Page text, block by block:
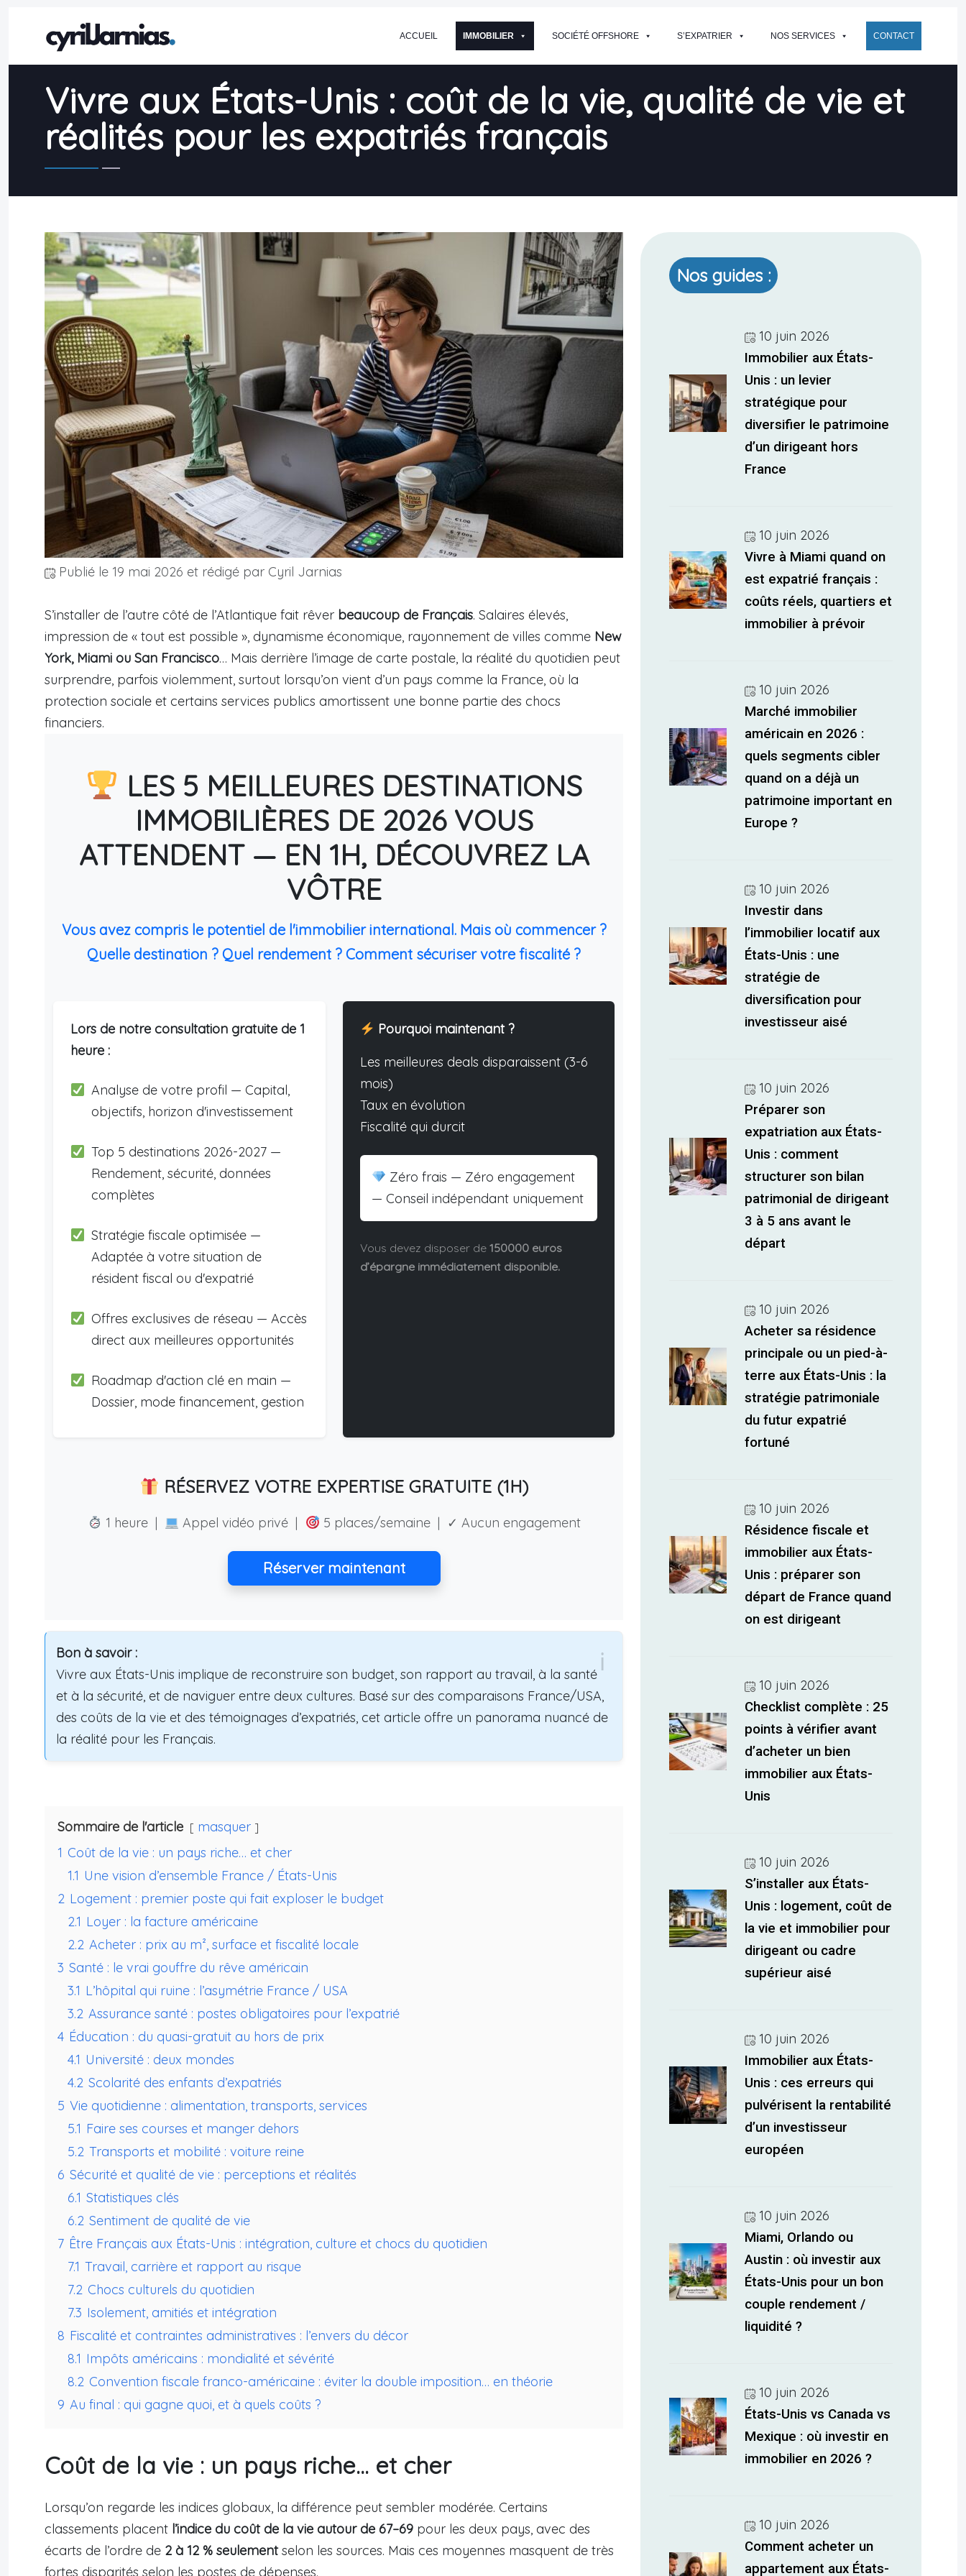
ACCUEIL IMMOBILIER SOCIÉTÉ OFFSHORE S’EXPATRIER NOS SERVICES CONTACT
Vivre aux États-Unis : coût de la vie, qualité de vie et
réalités pour les expatriés français
Publié le 19 mai 2026 et rédigé par Cyril Jarnias
S’installer de l’autre côté de l’Atlantique fait rêver beaucoup de Français. Salaires élevés,
impression de « tout est possible », dynamisme économique, rayonnement de villes comme New
York, Miami ou San Francisco… Mais derrière l’image de carte postale, la réalité du quotidien peut
surprendre, parfois violemment, surtout lorsqu’on vient d’un pays comme la France, où la
protection sociale et certains services publics amortissent une bonne partie des chocs
financiers.
LES 5 MEILLEURES DESTINATIONS
IMMOBILIÈRES DE 2026 VOUS
ATTENDENT — EN 1H, DÉCOUVREZ LA
VÔTRE
Vous avez compris le potentiel de l'immobilier international. Mais où commencer ?
Quelle destination ? Quel rendement ? Comment sécuriser votre fiscalité ?
Lors de notre consultation gratuite de 1
heure :
Analyse de votre profil — Capital,
objectifs, horizon d'investissement
Top 5 destinations 2026-2027 —
Rendement, sécurité, données
complètes
Stratégie fiscale optimisée —
Adaptée à votre situation de
résident fiscal ou d'expatrié
Offres exclusives de réseau — Accès
direct aux meilleures opportunités
Roadmap d'action clé en main —
Dossier, mode financement, gestion
Pourquoi maintenant ?
Les meilleures deals disparaissent (3-6
mois)
Taux en évolution
Fiscalité qui durcit
Zéro frais — Zéro engagement
— Conseil indépendant uniquement
Vous devez disposer de 150000 euros
d’épargne immédiatement disponible.
RÉSERVEZ VOTRE EXPERTISE GRATUITE (1H)
1 heure | Appel vidéo privé | 5 places/semaine | ✓ Aucun engagement
Réserver maintenant
Bon à savoir :
Vivre aux États-Unis implique de reconstruire son budget, son rapport au travail, à la santé
et à la sécurité, et de naviguer entre deux cultures. Basé sur des comparaisons France/USA,
des coûts de la vie et des témoignages d’expatriés, cet article offre un panorama nuancé de
la réalité pour les Français.
Sommaire de l'article
masquer
1 Coût de la vie : un pays riche… et cher
1.1 Une vision d’ensemble France / États-Unis
2 Logement : premier poste qui fait exploser le budget
2.1 Loyer : la facture américaine
2.2 Acheter : prix au m², surface et fiscalité locale
3 Santé : le vrai gouffre du rêve américain
3.1 L’hôpital qui ruine : l’asymétrie France / USA
3.2 Assurance santé : postes obligatoires pour l’expatrié
4 Éducation : du quasi-gratuit au hors de prix
4.1 Université : deux mondes
4.2 Scolarité des enfants d’expatriés
5 Vie quotidienne : alimentation, transports, services
5.1 Faire ses courses et manger dehors
5.2 Transports et mobilité : voiture reine
6 Sécurité et qualité de vie : perceptions et réalités
6.1 Statistiques clés
6.2 Sentiment de qualité de vie
7 Être Français aux États-Unis : intégration, culture et chocs du quotidien
7.1 Travail, carrière et rapport au risque
7.2 Chocs culturels du quotidien
7.3 Isolement, amitiés et intégration
8 Fiscalité et contraintes administratives : l’envers du décor
8.1 Impôts américains : mondialité et sévérité
8.2 Convention fiscale franco-américaine : éviter la double imposition… en théorie
9 Au final : qui gagne quoi, et à quels coûts ?
Coût de la vie : un pays riche… et cher
Lorsqu’on regarde les indices globaux, la différence peut sembler modérée. Certains
classements placent l’indice du coût de la vie autour de 67–69 pour les deux pays, avec des
écarts de l’ordre de 2 à 12 % seulementselon les sources. Mais ces moyennes masquent de très
fortes disparités selon les postes de dépenses.
Nos guides :
10 juin 2026
Immobilier aux États-
Unis : un levier
stratégique pour
diversifier le patrimoine
d’un dirigeant hors
France
10 juin 2026
Vivre à Miami quand on
est expatrié français :
coûts réels, quartiers et
immobilier à prévoir
10 juin 2026
Marché immobilier
américain en 2026 :
quels segments cibler
quand on a déjà un
patrimoine important en
Europe ?
10 juin 2026
Investir dans
l’immobilier locatif aux
États-Unis : une
stratégie de
diversification pour
investisseur aisé
10 juin 2026
Préparer son
expatriation aux États-
Unis : comment
structurer son bilan
patrimonial de dirigeant
3 à 5 ans avant le
départ
10 juin 2026
Acheter sa résidence
principale ou un pied-à-
terre aux États-Unis : la
stratégie patrimoniale
du futur expatrié
fortuné
10 juin 2026
Résidence fiscale et
immobilier aux États-
Unis : préparer son
départ de France quand
on est dirigeant
10 juin 2026
Checklist complète : 25
points à vérifier avant
d’acheter un bien
immobilier aux États-
Unis
10 juin 2026
S’installer aux États-
Unis : logement, coût de
la vie et immobilier pour
dirigeant ou cadre
supérieur aisé
10 juin 2026
Immobilier aux États-
Unis : ces erreurs qui
pulvérisent la rentabilité
d’un investisseur
européen
10 juin 2026
Miami, Orlando ou
Austin : où investir aux
États-Unis pour un bon
couple rendement /
liquidité ?
10 juin 2026
États-Unis vs Canada vs
Mexique : où investir en
immobilier en 2026 ?
10 juin 2026
Comment acheter un
appartement aux États-